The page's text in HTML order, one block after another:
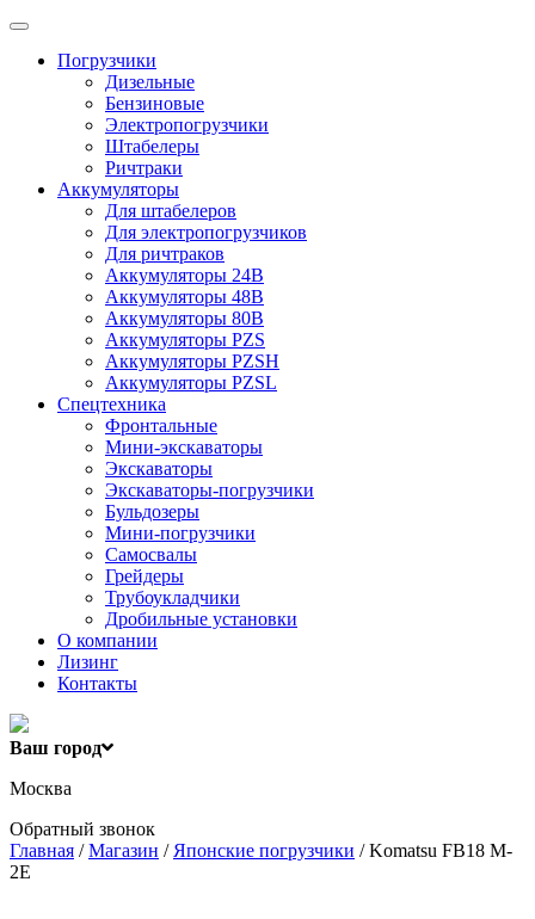
Погрузчики
Дизельные
Бензиновые
Электропогрузчики
Штабелеры
Ричтраки
Аккумуляторы
Для штабелеров
Для электропогрузчиков
Для ричтраков
Аккумуляторы 24В
Аккумуляторы 48В
Аккумуляторы 80В
Аккумуляторы PZS
Аккумуляторы PZSH
Аккумуляторы PZSL
Спецтехника
Фронтальные
Мини-экскаваторы
Экскаваторы
Экскаваторы-погрузчики
Бульдозеры
Мини-погрузчики
Самосвалы
Грейдеры
Трубоукладчики
Дробильные установки
О компании
Лизинг
Контакты
Ваш город
Москва
Обратный звонок
Главная /Магазин / Японские погрузчики / Komatsu FB18 M-
2E